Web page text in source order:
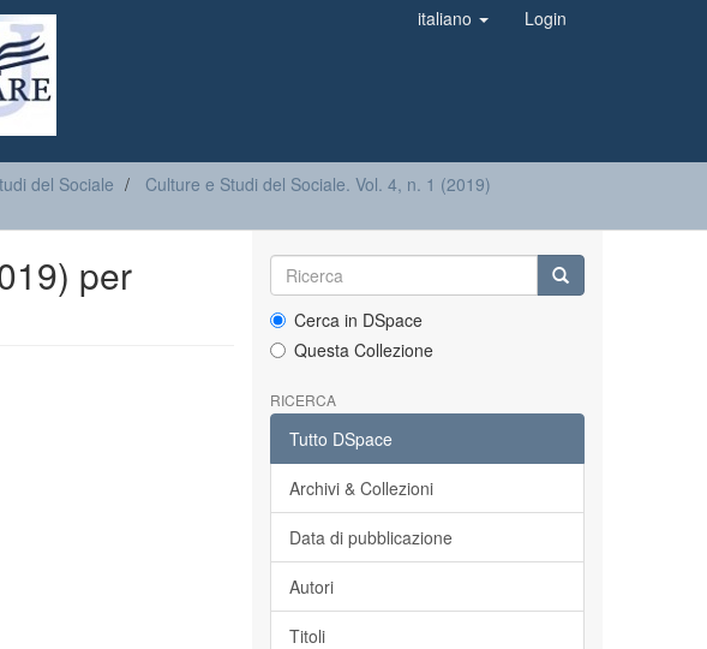
italiano Login
del Sociale
Culture e Studi del Sociale. Vol. 4, n. 1 (2019)
per
Cerca in DSpace
Questa Collezione
RICERCA
Tutto DSpace
Archivi & Collezioni
Data di pubblicazione
Autori
Titoli